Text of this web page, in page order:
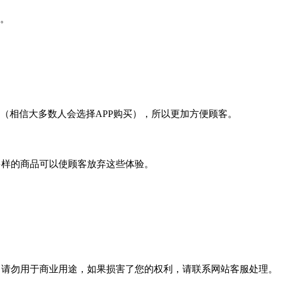
信大多数人会选择APP购买），所以更加方便顾客。
的商品可以使顾客放弃这些体验。
用于商业用途，如果损害了您的权利，请联系网站客服处理。